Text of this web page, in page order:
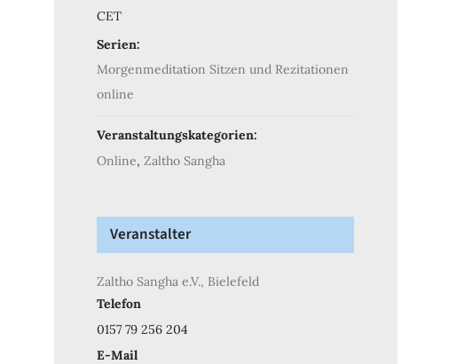
CET
Serien:
Morgenmeditation Sitzen und Rezitationen
online
Veranstaltungskategorien:
Online,Zaltho Sangha
Veranstalter
Zaltho Sangha e.V., Bielefeld
Telefon
0157 79 256 204
E-Mail